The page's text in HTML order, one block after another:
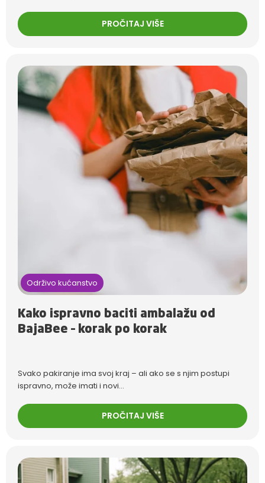
PROČITAJ VIŠE
Održivo kućanstvo
Kako ispravno baciti ambalažu od
BajaBee – korak po korak
Svako pakiranje ima svoj kraj – ali ako se s njim postupi
ispravno, može imati i novi...
PROČITAJ VIŠE